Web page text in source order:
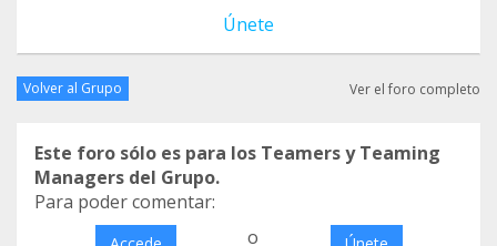
Únete
Volver al Grupo Ver el foro completo
Este foro sólo es para los Teamers y Teaming
Managers del Grupo.
Para poder comentar:
o